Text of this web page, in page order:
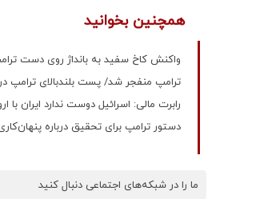
همچنین بخوانید
واکنش کاخ سفید به بانداژ روی دست
ترامپ منفجر شد/ پست بلندبالای ترامپ
رابرت مالی: اسرائیل دوست ندارد ایران با
دستور ترامپ برای تحقیق درباره
ما را در شبکه‌های اجتماعی دنبال کنید